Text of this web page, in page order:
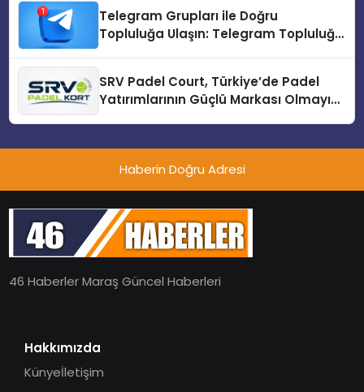
Telegram Grupları ile Doğru
Topluluğa Ulaşın: Telegram Topluluğu
SRV Padel Court, Türkiye’de Padel
Yatırımlarının Güçlü Markası Olmayı
Haberin Doğru Adresi
46 Haberler Maraş Güncel Haberleri
Hakkımızda
Künyeİletişim